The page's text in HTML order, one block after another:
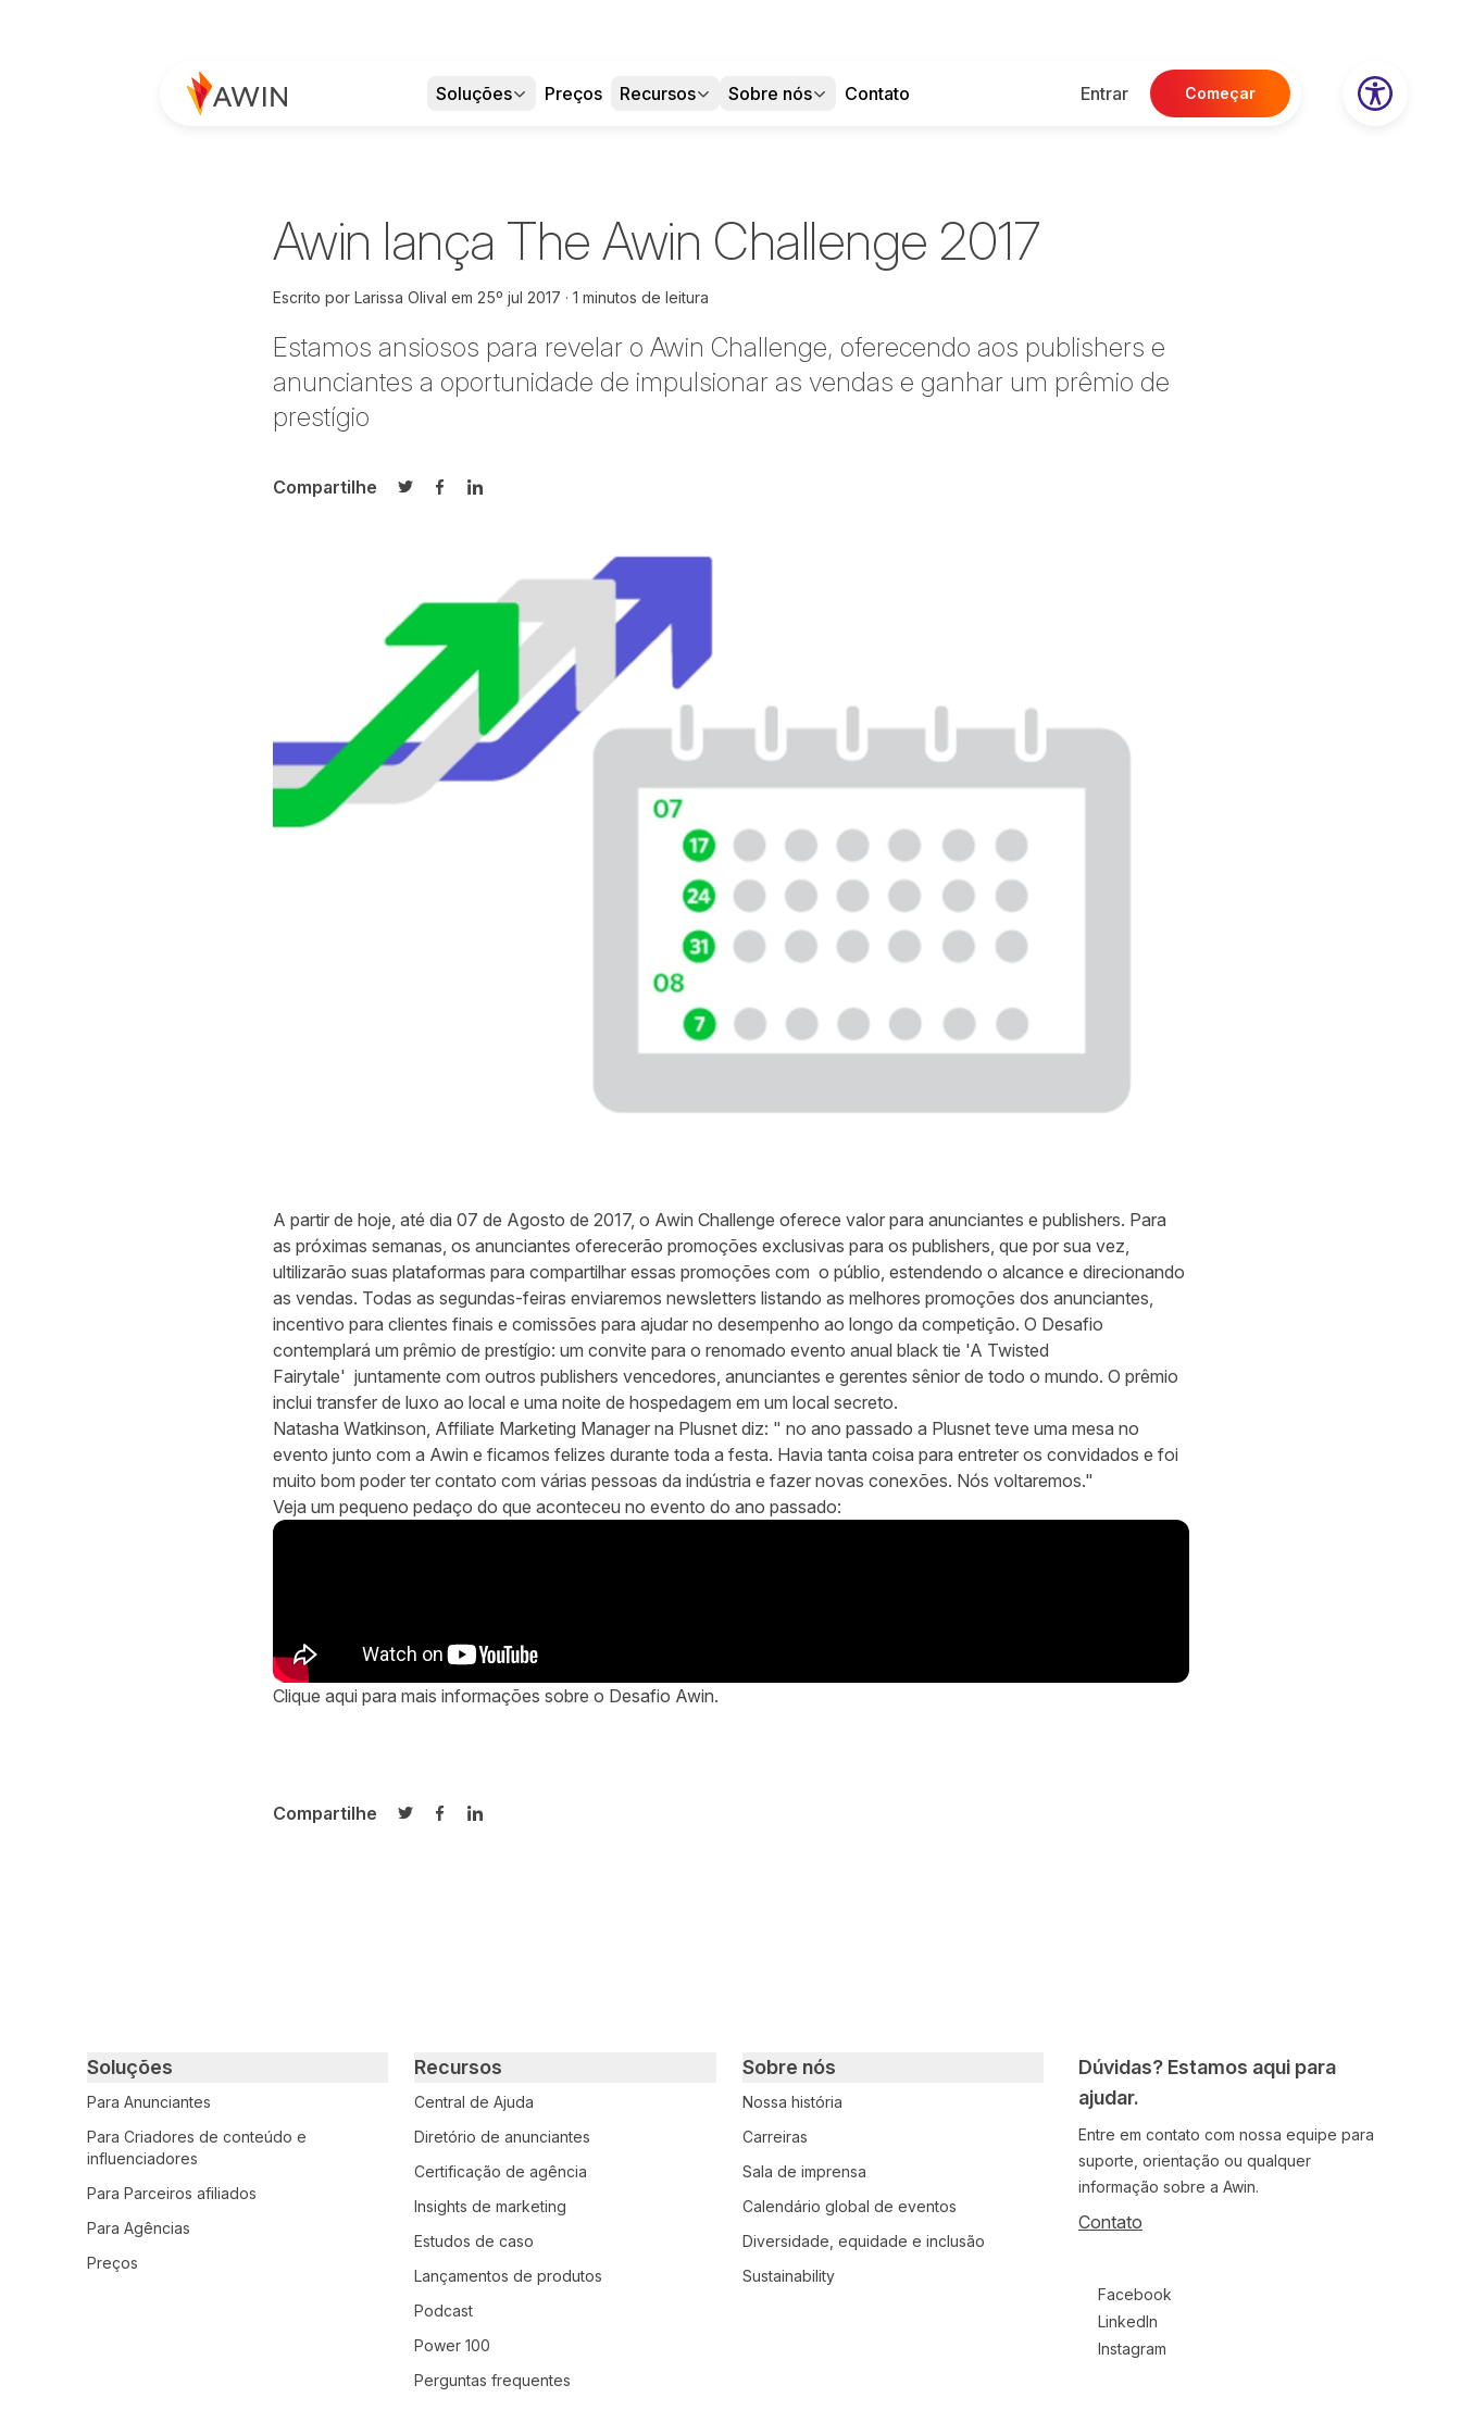
Soluções Preços Recursos Sobre nós Contato Entrar Começar
Awin lança The Awin Challenge 2017
Escrito por Larissa Olival em 25º jul 2017 1 minutos de leitura
Estamos ansiosos para revelar o Awin Challenge, oferecendo aos publishers e
anunciantes a oportunidade de impulsionar as vendas e ganhar um prêmio de
prestígio
Compartilhe
Compartilhar no Twitter
Compartilhar no Facebook
Compartilhar no LinkedIn
A partir de hoje, até dia 07 de Agosto de 2017, o Awin Challenge oferece valor para anunciantes e publishers. Para
as próximas semanas, os anunciantes oferecerão promoções exclusivas para os publishers, que por sua vez,
ultilizarão suas plataformas para compartilhar essas promoções com o públio, estendendo o alcance e direcionando
as vendas. Todas as segundas-feiras enviaremos newsletters listando as melhores promoções dos anunciantes,
incentivo para clientes finais e comissões para ajudar no desempenho ao longo da competição. O Desafio
contemplará um prêmio de prestígio: um convite para o renomado evento anual black tie 'A Twisted
Fairytale' juntamente com outros publishers vencedores, anunciantes e gerentes sênior de todo o mundo. O prêmio
inclui transfer de luxo ao local e uma noite de hospedagem em um local secreto.
Natasha Watkinson, Affiliate Marketing Manager na Plusnet diz: " no ano passado a Plusnet teve uma mesa no
evento junto com a Awin e ficamos felizes durante toda a festa. Havia tanta coisa para entreter os convidados e foi
muito bom poder ter contato com várias pessoas da indústria e fazer novas conexões. Nós voltaremos."
Veja um pequeno pedaço do que aconteceu no evento do ano passado:
Clique aqui para mais informações sobre o Desafio Awin.
Compartilhe
Compartilhar no Twitter
Compartilhar no Facebook
Compartilhar no LinkedIn
Dúvidas? Estamos aqui para
ajudar.
Entre em contato com nossa equipe para
suporte, orientação ou qualquer
informação sobre a Awin.
Contato
Facebook
LinkedIn
Instagram
Primary footer navigation
Soluções
Para Anunciantes
Para Criadores de conteúdo e
influenciadores
Para Parceiros afiliados
Para Agências
Preços
Recursos
Central de Ajuda
Diretório de anunciantes
Certificação de agência
Insights de marketing
Estudos de caso
Lançamentos de produtos
Podcast
Power 100
Perguntas frequentes
Sobre nós
Nossa história
Carreiras
Sala de imprensa
Calendário global de eventos
Diversidade, equidade e inclusão
Sustainability